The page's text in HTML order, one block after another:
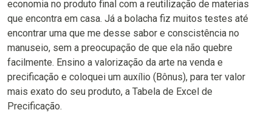
economia no produto final com a reutilização de materias
que encontra em casa. Já a bolacha fiz muitos testes até
encontrar uma que me desse sabor e conscistência no
manuseio, sem a preocupação de que ela não quebre
facilmente. Ensino a valorização da arte na venda e
precificação e coloquei um auxílio (Bônus), para ter valor
mais exato do seu produto, a Tabela de Excel de
Precificação.